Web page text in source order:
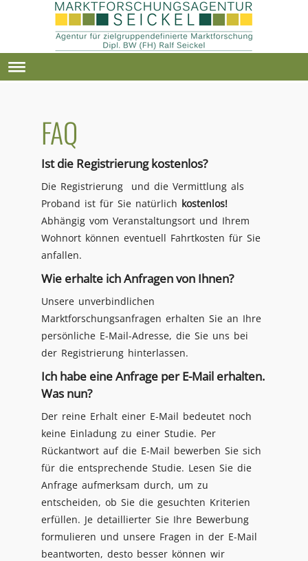
FAQ
Ist die Registrierung kostenlos?
Die Registrierung und die Vermittlung als
Proband ist für Sie natürlich kostenlos!
Abhängig vom Veranstaltungsort und Ihrem
Wohnort können eventuell Fahrtkosten für Sie
anfallen.
Wie erhalte ich Anfragen von Ihnen?
Unsere unverbindlichen
Marktforschungsanfragen erhalten Sie an Ihre
persönliche E-Mail-Adresse, die Sie uns bei
der Registrierung hinterlassen.
Ich habe eine Anfrage per E-Mail erhalten.
Was nun?
Der reine Erhalt einer E-Mail bedeutet noch
keine Einladung zu einer Studie. Per
Rückantwort auf die E-Mail bewerben Sie sich
für die entsprechende Studie. Lesen Sie die
Anfrage aufmerksam durch, um zu
entscheiden, ob Sie die gesuchten Kriterien
erfüllen. Je detaillierter Sie Ihre Bewerbung
formulieren und unsere Fragen in der E-Mail
beantworten, desto besser können wir